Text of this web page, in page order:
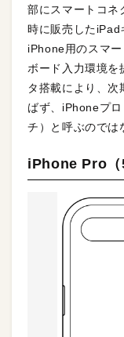
部にスマートコネ
時に販売したiPad
iPhone用のスマ
ボード入力環境を
タ搭載により、
ばず、iPhoneプ
チ）と呼ぶのでは
iPhone Pro（